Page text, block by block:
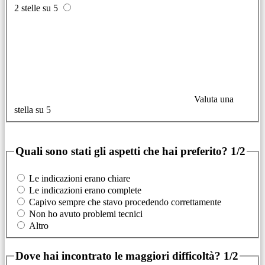
2 stelle su 5
Valuta una
stella su 5
Quali sono stati gli aspetti che hai preferito? 1/2
Le indicazioni erano chiare
Le indicazioni erano complete
Capivo sempre che stavo procedendo correttamente
Non ho avuto problemi tecnici
Altro
Dove hai incontrato le maggiori difficoltà? 1/2